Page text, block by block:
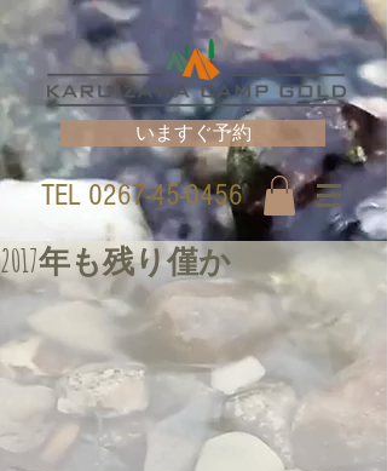
いますぐ予約
TEL 0267-45-0456
2017年も残り僅か